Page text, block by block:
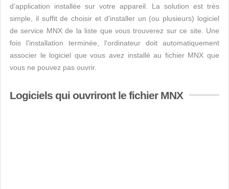
d’application installée sur votre appareil. La solution est très
simple, il suffit de choisir et d'installer un (ou plusieurs) logiciel
de service MNX de la liste que vous trouverez sur ce site. Une
fois l'installation terminée, l'ordinateur doit automatiquement
associer le logiciel que vous avez installé au fichier MNX que
vous ne pouvez pas ouvrir.
Logiciels qui ouvriront le fichier MNX